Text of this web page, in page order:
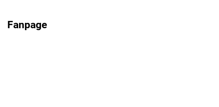
Fanpage